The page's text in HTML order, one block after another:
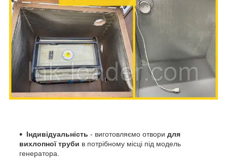
Індивідуальність - виготовляємо отвори для
вихлопної труби в потрібному місці під модель
генератора.